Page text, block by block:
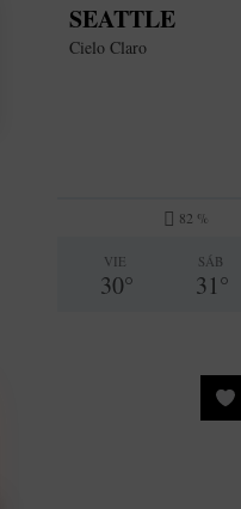
SEATTLE
Cielo Claro
82 %
VIE
30°
SÁB
31°